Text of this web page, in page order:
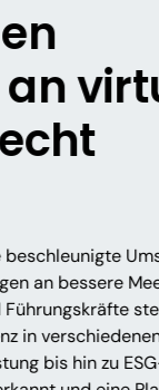
an bessere
in
bis hin zu